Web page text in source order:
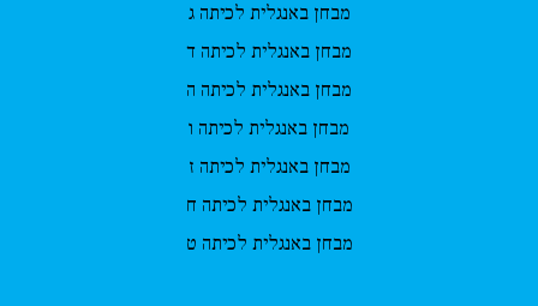
מבחן באנגלית לכיתה ג
מבחן באנגלית לכיתה ד
מבחן באנגלית לכיתה ה
מבחן באנגלית לכיתה ו
מבחן באנגלית לכיתה ז
מבחן באנגלית לכיתה ח
מבחן באנגלית לכיתה ט